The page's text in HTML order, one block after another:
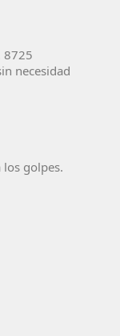
8725
necesidad
golpes.